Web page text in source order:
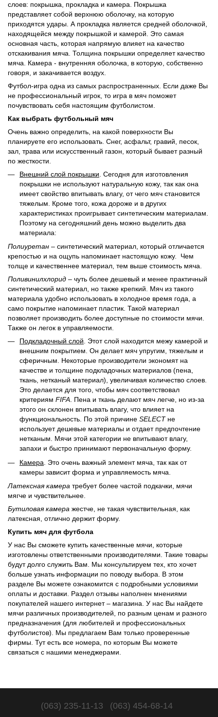
слоев: покрышка, прокладка и камера. Покрышка
представляет собой верхнюю оболочку, на которую
приходятся удары. А прокладка является средней оболочкой,
находящейся между покрышкой и камерой. Это самая
основная часть, которая напрямую влияет на качество
отскакивания мяча. Толщина покрышки определяет качество
мяча. Камера - внутренняя оболочка, в которую, собственно
говоря, и закачивается воздух.
Футбол-игра одна из самых распространенных. Если даже Вы
не профессиональный игрок, то игра в мяч поможет
почувствовать себя настоящим футболистом.
Как выбрать футбольный мяч
Очень важно определить, на какой поверхности Вы
планируете его использовать. Снег, асфальт, гравий, песок,
зал, трава или искусственный газон, который бывает разный
по жесткости.
Внешний слой покрышки . Сегодня для изготовления
покрышки не используют натуральную кожу, так как она
имеет свойство впитывать влагу, от чего мяч становится
тяжелым. Кроме того, кожа дороже и в других
характеристиках проигрывает синтетическим материалам.
Поэтому на сегодняшний день можно выделить два
материала:
Полиуретан – синтетический материал, который отличается
крепостью и на ощупь напоминает настоящую кожу. Чем
толще и качественнее материал, тем выше стоимость мяча.
Поливинилхлорид – чуть более дешевый и менее практичный
синтетический материал, но также крепкий. Мяч из такого
материала удобно использовать в холодное время года, а
само покрытие напоминает пластик. Такой материал
позволяет производить более доступные по стоимости мячи.
Также он легок в управляемости.
Подкладочный слой. Этот слой находится межу камерой и
внешним покрытием. Он делает мяч упругим, тяжелым и
сферичным. Некоторые производители экономят на
качестве и толщине подкладочных материалов (пена,
ткань, нетканый материал), увеличивая количество слоев.
Это делается для того, чтобы мяч соответствовал
критериям FIFA. Пена и ткань делают мяч легче, но из-за
этого он склонен впитывать влагу, что влияет на
функциональность. По этой причине SELECTне
использует дешевые материалы и отдает предпочтение
нетканым. Мячи этой категории не впитывают влагу,
запахи и быстро принимают первоначальную форму.
Камера . Это очень важный элемент мяча, так как от
камеры зависит форма и управляемость мяча.
Латексная камера требует более частой подкачки, мячи
мягче и чувствительнее.
Бутиловая камера жестче, не такая чувствительная, как
латексная, отлично держит форму.
Купить мяч для футбола
У нас Вы сможете купить качественные мячи, которые
изготовлены ответственными производителями. Такие товары
будут долго служить Вам. Мы консультируем тех, кто хочет
больше узнать информации по поводу выбора. В этом
разделе Вы можете ознакомится с подробными условиями
оплаты и доставки. Раздел отзывы наполнен мнениями
покупателей нашего интернет – магазина. У нас Вы найдете
мячи различных производителей, по разным ценам и разного
предназначения (для любителей и профессиональных
футболистов). Мы предлагаем Вам только проверенные
фирмы. Тутесть все номера, по которым Вы можете
связаться с нашими менеджерами.
(063) 235-11-13 (063) 454-68-14